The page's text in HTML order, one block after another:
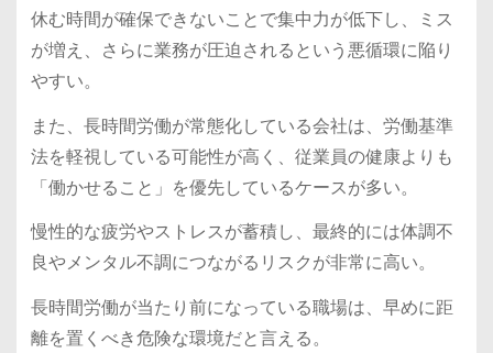
休む時間が確保できないことで集中力が低下し、ミス
が増え、さらに業務が圧迫されるという悪循環に陥り
やすい。
また、長時間労働が常態化している会社は、労働基準
法を軽視している可能性が高く、従業員の健康よりも
「働かせること」を優先しているケースが多い。
慢性的な疲労やストレスが蓄積し、最終的には体調不
良やメンタル不調につながるリスクが非常に高い。
長時間労働が当たり前になっている職場は、早めに距
離を置くべき危険な環境だと言える。